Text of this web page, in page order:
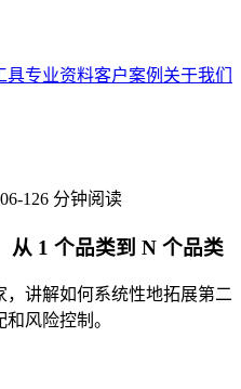
具专业资料客户案例 关于我们
126 分钟阅读
从 1 个品类到 N 个品类
讲解如何系统性地拓展第二
风险控制。